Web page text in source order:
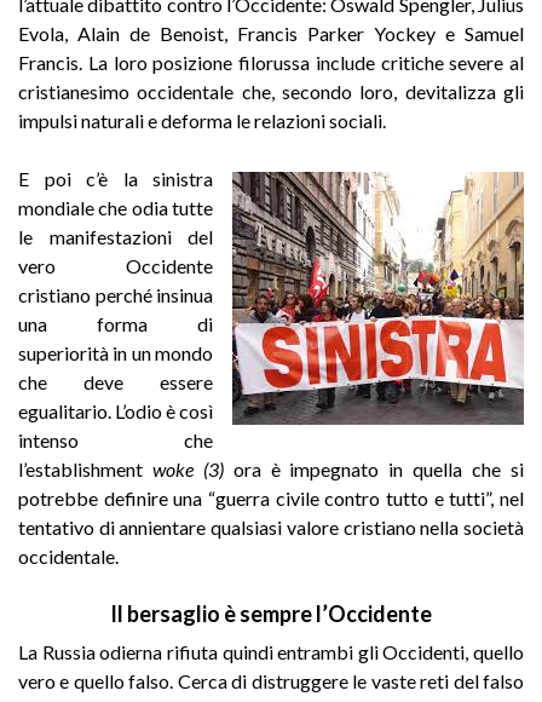
Evola, Alain de Benoist, Francis Parker Yockey e Samuel
Francis. La loro posizione filorussa include critiche severe al
cristianesimo occidentale che, secondo loro, devitalizza gli
impulsi naturali e deforma le relazioni sociali.
E poi c’è la sinistra
mondiale che odia tutte
le manifestazioni del
vero Occidente
cristiano perché insinua
una forma di
superiorità in un mondo
che deve essere
egualitario. L’odio è così
intenso che
l’establishment woke (3)ora è impegnato in quella che si
potrebbe definire una “guerra civile contro tutto e tutti”, nel
tentativo di annientare qualsiasi valore cristiano nella società
occidentale.
Il bersaglio è sempre l’Occidente
La Russia odierna rifiuta quindi entrambi gli Occidenti, quello
vero e quello falso. Cerca di distruggere le vaste reti del falso